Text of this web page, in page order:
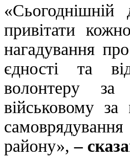
привітати
нагадування
єдності та
волонтеру за
військовому
району»,–